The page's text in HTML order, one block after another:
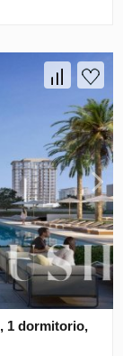
1 dormitorio,